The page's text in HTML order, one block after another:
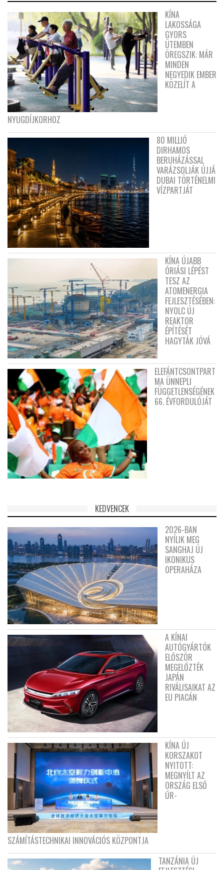
KÍNA
LAKOSSÁGA
GYORS
ÜTEMBEN
ÖREGSZIK: MÁR
MINDEN
NEGYEDIK EMBER
KÖZELÍT A
NYUGDÍJKORHOZ
80 MILLIÓ
DIRHAMOS
BERUHÁZÁSSAL
VARÁZSOLJÁK ÚJJÁ
DUBAI TÖRTÉNELMI
VÍZPARTJÁT
KÍNA ÚJABB
ÓRIÁSI LÉPÉST
TESZ AZ
ATOMENERGIA
FEJLESZTÉSÉBEN:
NYOLC ÚJ
REAKTOR
ÉPÍTÉSÉT
HAGYTÁK JÓVÁ
ELEFÁNTCSONTPART
MA ÜNNEPLI
FÜGGETLENSÉGÉNEK
66. ÉVFORDULÓJÁT
KEDVENCEK
2026-BAN
NYÍLIK MEG
SANGHAJ ÚJ
IKONIKUS
OPERAHÁZA
A KÍNAI
AUTÓGYÁRTÓK
ELŐSZÖR
MEGELŐZTÉK
JAPÁN
RIVÁLISAIKAT AZ
EU PIACÁN
KÍNA ÚJ
KORSZAKOT
NYITOTT:
MEGNYÍLT AZ
ORSZÁG ELSŐ
ŰR-
SZÁMÍTÁSTECHNIKAI INNOVÁCIÓS KÖZPONTJA
TANZÁNIA ÚJ